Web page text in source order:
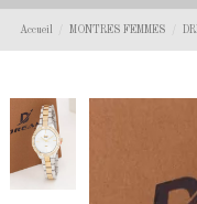
Accueil MONTRES FEMMES